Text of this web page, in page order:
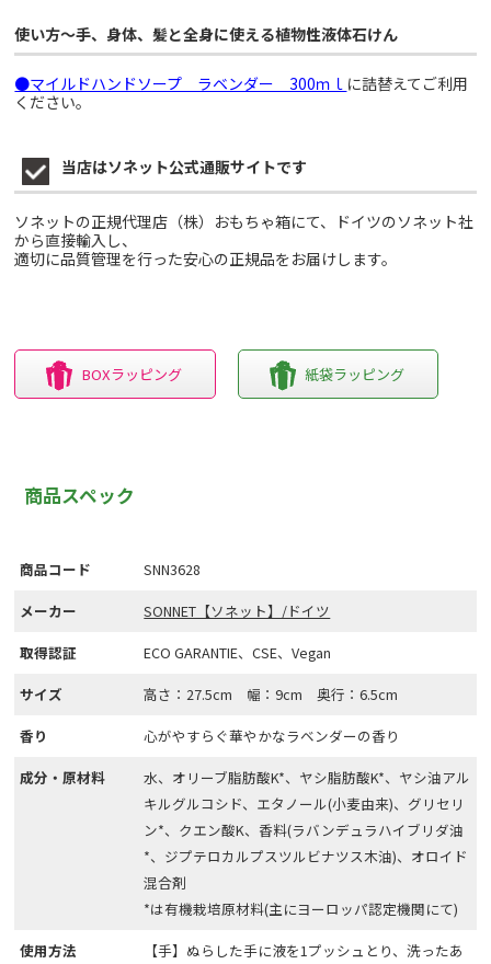
使い方～手、身体、髪と全身に使える植物性液体石けん
●マイルドハンドソープ ラベンダー 300ｍｌ に詰替えてご利用
ください。
当店はソネット公式通販サイトです
ソネットの正規代理店（株）おもちゃ箱にて、ドイツのソネット社
から直接輸入し、
適切に品質管理を行った安心の正規品をお届けします。
BOXラッピング 紙袋ラッピング
商品スペック
商品コード
SNN3628
メーカー
SONNET【ソネット】/ドイツ
取得認証
ECO GARANTIE、CSE、Vegan
サイズ
高さ：27.5cm 幅：9cm 奥行：6.5cm
香り
心がやすらぐ華やかなラベンダーの香り
成分・原材料
水、オリーブ脂肪酸K*、ヤシ脂肪酸K*、ヤシ油アル
キルグルコシド、エタノール(小麦由来)、グリセリ
ン*、クエン酸K、香料(ラバンデュラハイブリダ油
*、ジプテロカルプスツルビナツス木油)、オロイド
混合剤
*は有機栽培原材料(主にヨーロッパ認定機関にて)
使用方法
【手】ぬらした手に液を1プッシュとり、洗ったあ